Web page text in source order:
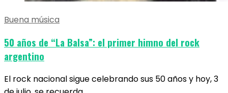
Buena música
50 años de “La Balsa”: el primer himno del rock
argentino
El rock nacional sigue celebrando sus 50 años y hoy, 3